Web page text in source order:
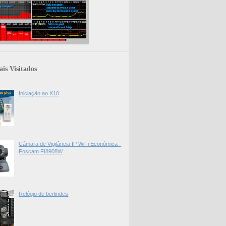
Visitados
Iniciação ao X10
Câmara de Vigilância IP WiFi Económica -
Foscam FI8908W
Relógio de berlindes